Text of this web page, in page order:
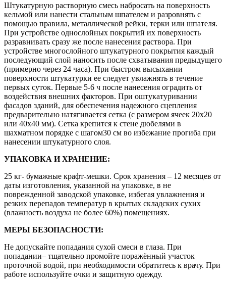
Штукатурную растворную смесь набросать на поверхность
кельмой или нанести стальным шпателем и разровнять с
помощью правила, металлической рейки, терки или шпателя.
При устройстве однослойных покрытий их поверхность
разравнивать сразу же после нанесения раствора. При
устройстве многослойного штукатурного покрытия каждый
последующий слой наносить после схватывания предыдущего
(примерно через 24 часа). При быстром высыхании
поверхности штукатурки ее следует увлажнять в течение
первых суток. Первые 5-6 ч после нанесения оградить от
воздействия внешних факторов. При оштукатуривании
фасадов зданий, для обеспечения надежного сцепления
предварительно натягивается сетка (с размером ячеек 20х20
или 40х40 мм). Сетка крепится к стене дюбелями в
шахматном порядке с шагом30 см во избежание прогиба при
нанесении штукатурного слоя.
УПАКОВКА И ХРАНЕНИЕ:
25 кг- бумажные крафт-мешки. Срок хранения – 12 месяцев от
даты изготовления, указанной на упаковке, в не
поврежденной заводской упаковке, избегая увлажнения и
резких перепадов температур в крытых складских сухих
(влажность воздуха не более 60%) помещениях.
МЕРЫ БЕЗОПАСНОСТИ:
Не допускайте попадания сухой смеси в глаза. При
попадании– тщательно промойте поражённый участок
проточной водой, при необходимости обратитесь к врачу. При
работе используйте очки и защитную одежду.